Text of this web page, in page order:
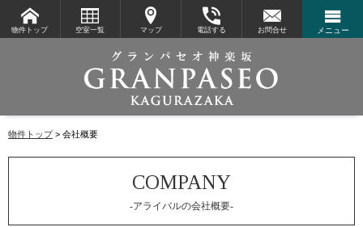
物件トップ 空室一覧 マップ 電話する お問合せ メニュー
物件トップ 会社概要
-アライバルの会社概要-